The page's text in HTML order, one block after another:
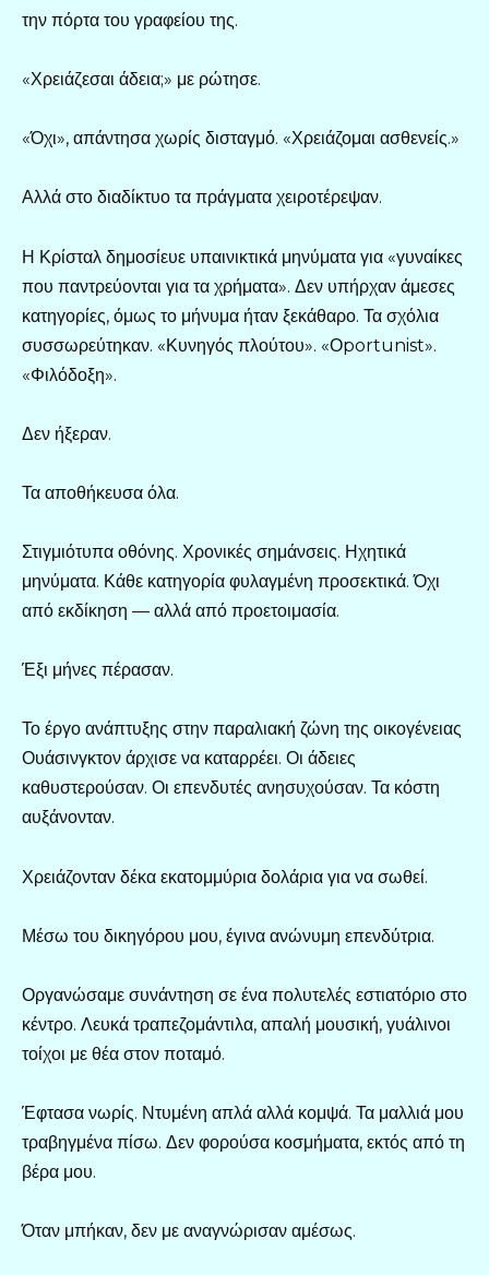
την πόρτα του γραφείου της.
«Χρειάζεσαι άδεια;» με ρώτησε.
«Όχι», απάντησα χωρίς δισταγμό. «Χρειάζομαι ασθενείς.»
Αλλά στο διαδίκτυο τα πράγματα χειροτέρεψαν.
Η Κρίσταλ δημοσίευε υπαινικτικά μηνύματα για «γυναίκες
που παντρεύονται για τα χρήματα». Δεν υπήρχαν άμεσες
κατηγορίες, όμως το μήνυμα ήταν ξεκάθαρο. Τα σχόλια
συσσωρεύτηκαν. «Κυνηγός πλούτου». «Οportunist».
«Φιλόδοξη».
Δεν ήξεραν.
Τα αποθήκευσα όλα.
Στιγμιότυπα οθόνης. Χρονικές σημάνσεις. Ηχητικά
μηνύματα. Κάθε κατηγορία φυλαγμένη προσεκτικά. Όχι
από εκδίκηση — αλλά από προετοιμασία.
Έξι μήνες πέρασαν.
Το έργο ανάπτυξης στην παραλιακή ζώνη της οικογένειας
Ουάσινγκτον άρχισε να καταρρέει. Οι άδειες
καθυστερούσαν. Οι επενδυτές ανησυχούσαν. Τα κόστη
αυξάνονταν.
Χρειάζονταν δέκα εκατομμύρια δολάρια για να σωθεί.
Μέσω του δικηγόρου μου, έγινα ανώνυμη επενδύτρια.
Οργανώσαμε συνάντηση σε ένα πολυτελές εστιατόριο στο
κέντρο. Λευκά τραπεζομάντιλα, απαλή μουσική, γυάλινοι
τοίχοι με θέα στον ποταμό.
Έφτασα νωρίς. Ντυμένη απλά αλλά κομψά. Τα μαλλιά μου
τραβηγμένα πίσω. Δεν φορούσα κοσμήματα, εκτός από τη
βέρα μου.
Όταν μπήκαν, δεν με αναγνώρισαν αμέσως.